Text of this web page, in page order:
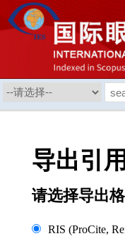
导出引
请选择导出
RIS (ProCite,